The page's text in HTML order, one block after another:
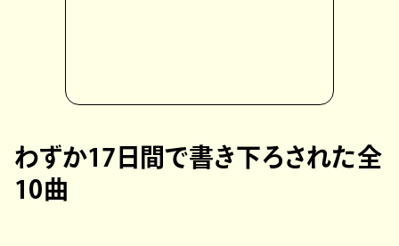
わずか17日間で書き下ろされた全
10曲